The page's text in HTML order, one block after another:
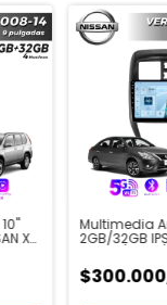
X-
Multimedia
2GB/32GB
2015-19